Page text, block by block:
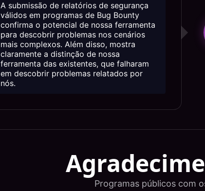
A submissão de relatórios de segurança
válidos em programas de Bug Bounty
confirma o potencial de nossa ferramenta
para descobrir problemas nos cenários
mais complexos. Além disso, mostra
claramente a distinção de nossa
ferramenta das existentes, que falharam
em descobrir problemas relatados por
nós.
Programas públicos com